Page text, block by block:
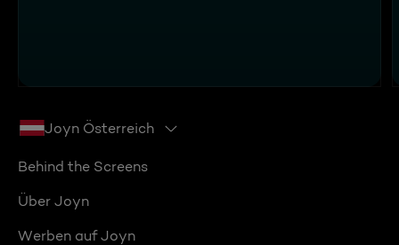
Joyn Österreich
Behind the Screens
Über Joyn
Werben auf Joyn